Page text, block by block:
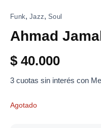
Funk,Jazz,Soul
Ahmad
$ 40.000
3 cuotas sin interés con
Agotado